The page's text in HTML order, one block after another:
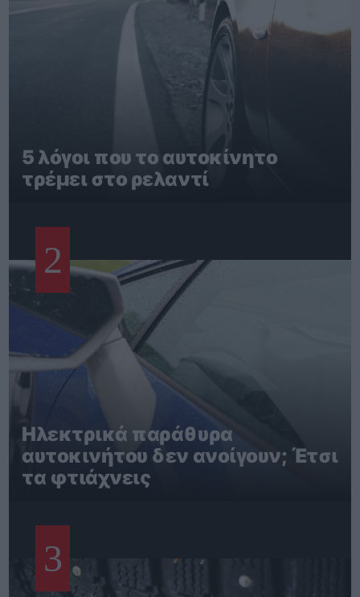
5 λόγοι που το αυτοκίνητο
τρέμει στο ρελαντί
2
Ηλεκτρικά παράθυρα
αυτοκινήτου δεν ανοίγουν; Έτσι
τα φτιάχνεις
3